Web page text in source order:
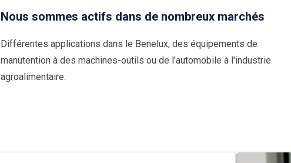
Nous sommes actifs dans de nombreux marchés
Différentes applications dans le Benelux, des équipements de
manutention à des machines-outils ou de l'automobile à l'industrie
agroalimentaire.